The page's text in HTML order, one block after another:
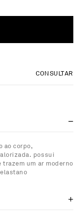
CONSULTAR
ao corpo,
possui
um ar moderno